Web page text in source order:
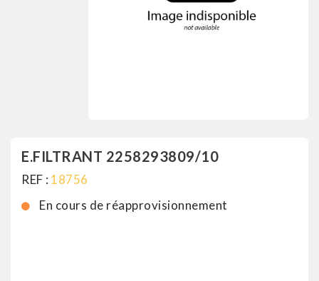
E.FILTRANT 2258293809/10
REF : 18756
En cours de réapprovisionnement